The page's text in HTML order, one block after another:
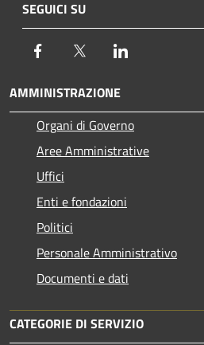
SEGUICI SU
Facebook Twitter
AMMINISTRAZIONE
Organi di Governo
Aree Amministrative
Uffici
Enti e fondazioni
Politici
Personale Amministrativo
Documenti e dati
CATEGORIE DI SERVIZIO